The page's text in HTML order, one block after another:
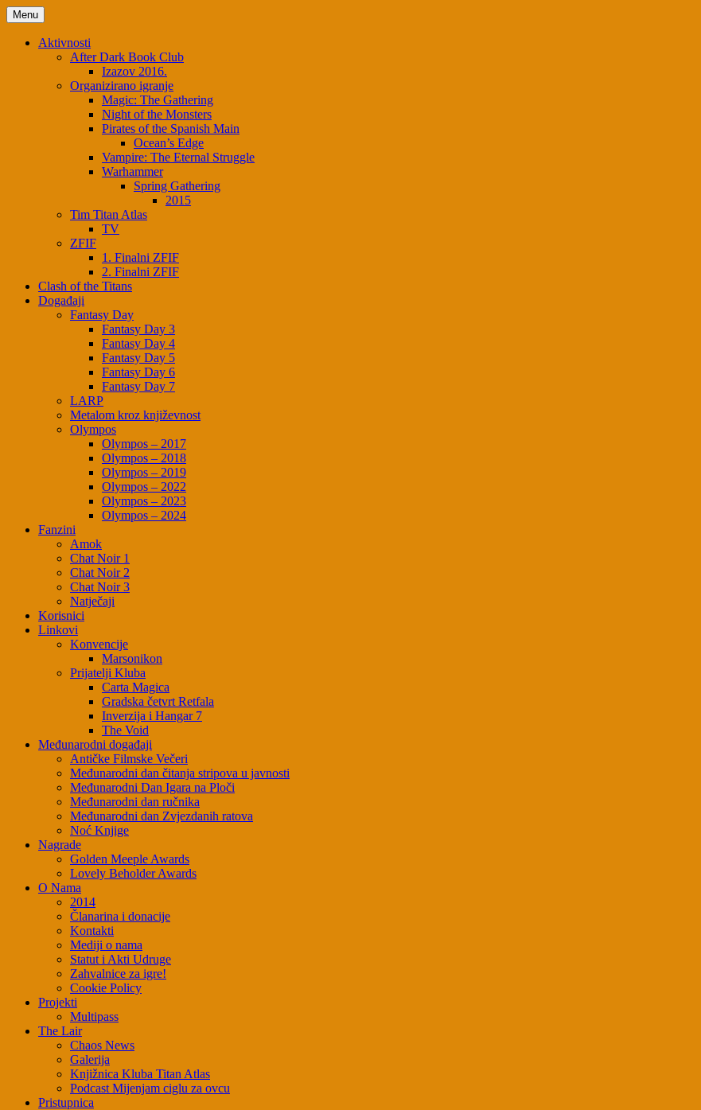
Skip
to
content
Menu
Aktivnosti
After Dark Book Club
Izazov 2016.
Organizirano igranje
Magic: The Gathering
Night of the Monsters
Pirates of the Spanish Main
Ocean’s Edge
Vampire: The Eternal Struggle
Warhammer
Spring Gathering
2015
Tim Titan Atlas
TV
ZFIF
1. Finalni ZFIF
2. Finalni ZFIF
Clash of the Titans
Događaji
Fantasy Day
Fantasy Day 3
Fantasy Day 4
Fantasy Day 5
Fantasy Day 6
Fantasy Day 7
LARP
Metalom kroz književnost
Olympos
Olympos – 2017
Olympos – 2018
Olympos – 2019
Olympos – 2022
Olympos – 2023
Olympos – 2024
Fanzini
Amok
Chat Noir 1
Chat Noir 2
Chat Noir 3
Natječaji
Korisnici
Linkovi
Konvencije
Marsonikon
Prijatelji Kluba
Carta Magica
Gradska četvrt Retfala
Inverzija i Hangar 7
The Void
Međunarodni događaji
Antičke Filmske Večeri
Međunarodni dan čitanja stripova u javnosti
Međunarodni Dan Igara na Ploči
Međunarodni dan ručnika
Međunarodni dan Zvjezdanih ratova
Noć Knjige
Nagrade
Golden Meeple Awards
Lovely Beholder Awards
O Nama
2014
Članarina i donacije
Kontakti
Mediji o nama
Statut i Akti Udruge
Zahvalnice za igre!
Cookie Policy
Projekti
Multipass
The Lair
Chaos News
Galerija
Knjižnica Kluba Titan Atlas
Podcast Mijenjam ciglu za ovcu
Pristupnica